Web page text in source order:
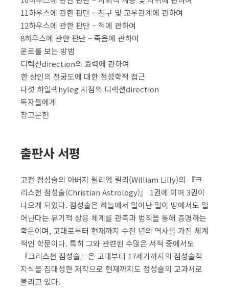
11하우스에 관한 판단 – 친구 및 교우관계에 관하여
12하우스에 관한 판단 – 적에 관하여
8하우스에 관한 판단 – 죽음에 관하여
운로를 보는 방법
디렉션direction의 효력에 관하여
한 상인의 천궁도에 대한 점성학적 접근
다섯 하일렉hyleg 지점의 디렉션direction
독자들에게
참고문헌
출판사 서평
고전 점성술의 아버지 윌리엄 릴리(William Lilly)의 『크
리스천 점성술(Christian Astrology)』 1권에 이어 3권이
나오게 되었다. 점성술은 하늘에서 일어난 일이 땅에서도 일
어난다는 유기적 상응 체계를 관측과 법칙을 통해 증명하는
학문이며, 고대로부터 현재까지 수천 년의 역사를 가진 체계
적인 학문이다. 특히 그와 관련된 수많은 서적 중에서도
『크리스천 점성술』은 고대부터 17세기까지의 점성술적
지식을 집대성한 저작으로 현재까지도 점성술의 교과서로
불리고 있다.